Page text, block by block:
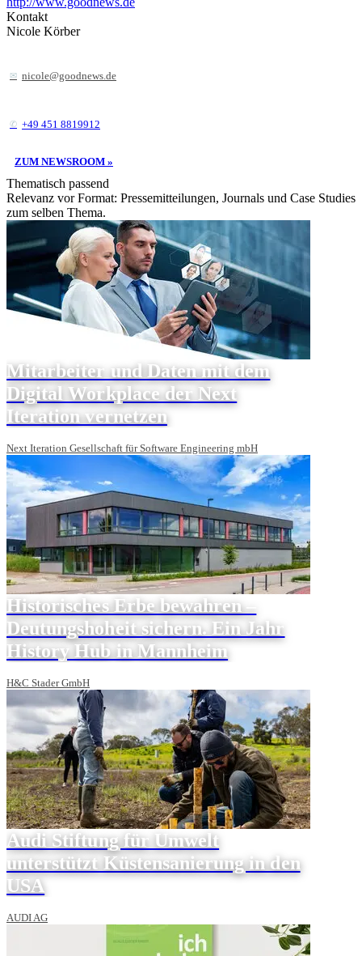
Kontakt
Nicole Körber
nicole@goodnews.de
+49 451 8819912
ZUM NEWSROOM »
Thematisch passend
Relevanz vor Format: Pressemitteilungen, Journals und Case Studies
zum selben Thema.
Mitarbeiter und Daten mit dem
Digital Workplace der Next
Iteration vernetzen
Next Iteration Gesellschaft für Software Engineering mbH
Historisches Erbe bewahren –
Deutungshoheit sichern. Ein Jahr
History Hub in Mannheim
H&C Stader GmbH
Audi Stiftung für Umwelt
unterstützt Küstensanierung in den
USA
AUDI AG